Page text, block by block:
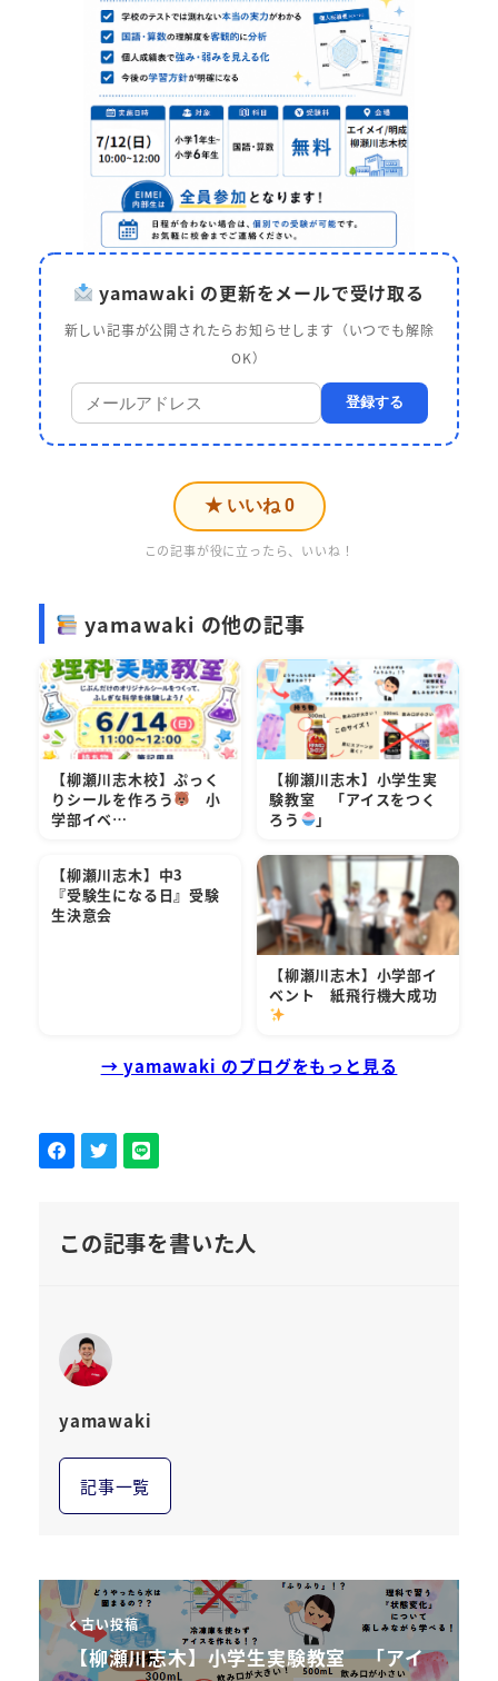
yamawaki の更新をメールで受け取る
新しい記事が公開されたらお知らせします（いつでも解除
OK）
登録する
★ いいね 0
この記事が役に立ったら、いいね！
yamawaki の他の記事
【柳瀬川志木校】ぷっく
りシールを作ろう
小
学部イベ…
【柳瀬川志木】小学生実
験教室 「アイスをつく
ろう
」
【柳瀬川志木】中3
『受験生になる日』受験
生決意会
【柳瀬川志木】小学部イ
ベント 紙飛行機大成功
→ yamawaki のブログをもっと見る
この記事を書いた人
yamawaki
記事一覧
古い投稿
【柳瀬川志木】小学生実験教室 「アイ